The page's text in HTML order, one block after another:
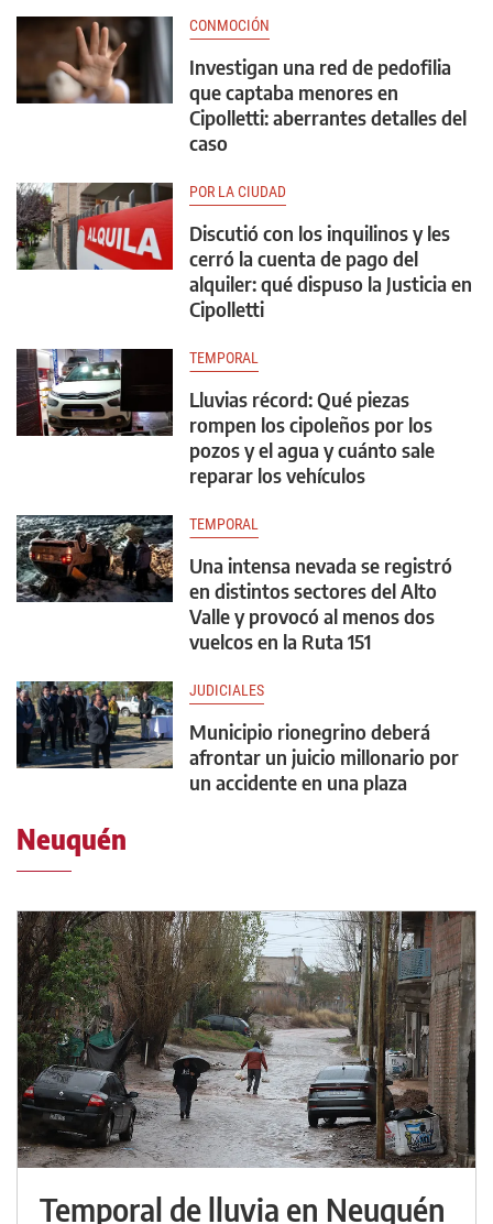
CONMOCIÓN
Investigan una red de pedofilia
que captaba menores en
Cipolletti: aberrantes detalles del
caso
POR LA CIUDAD
Discutió con los inquilinos y les
cerró la cuenta de pago del
alquiler: qué dispuso la Justicia en
Cipolletti
TEMPORAL
Lluvias récord: Qué piezas
rompen los cipoleños por los
pozos y el agua y cuánto sale
reparar los vehículos
TEMPORAL
Una intensa nevada se registró
en distintos sectores del Alto
Valle y provocó al menos dos
vuelcos en la Ruta 151
JUDICIALES
Municipio rionegrino deberá
afrontar un juicio millonario por
un accidente en una plaza
Neuquén
Temporal de lluvia en Neuquén